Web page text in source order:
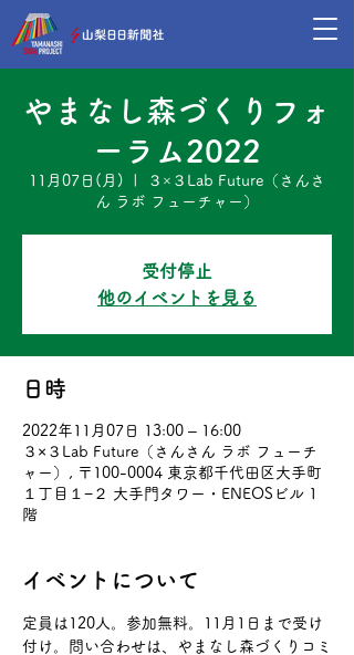
やまなし森づくりフォ
ーラム2022
11月07日(月)
３×３Lab Future（さんさ
ん ラボ フューチャー）
受付停止
他のイベントを見る
日時
2022年11月07日 13:00 – 16:00
３×３Lab Future（さんさん ラボ フューチ
ャー）, 〒100-0004 東京都千代田区大手町
１丁目１−２ 大手門タワー・ENEOSビル 1
階
イベントについて
定員は120人。参加無料。11月1日まで受け
付け。問い合わせは、やまなし森づくりコミ